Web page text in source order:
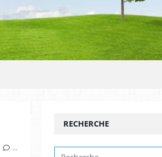
…
RECHERCHE